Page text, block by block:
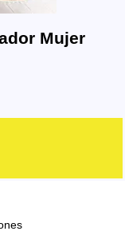
Mujer